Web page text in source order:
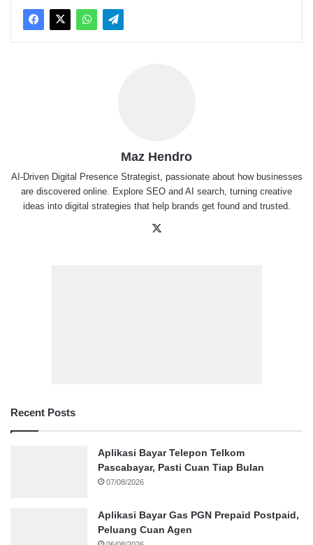
Maz Hendro
AI-Driven Digital Presence Strategist, passionate about how businesses
are discovered online. Explore SEO and AI search, turning creative
ideas into digital strategies that help brands get found and trusted.
Recent Posts
Aplikasi Bayar Telepon Telkom
Pascabayar, Pasti Cuan Tiap Bulan
07/08/2026
Aplikasi Bayar Gas PGN Prepaid Postpaid,
Peluang Cuan Agen